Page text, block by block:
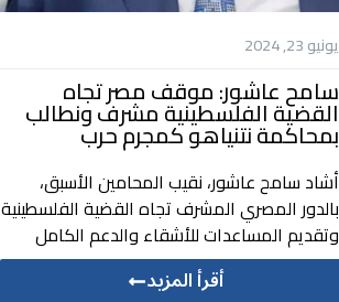
يونيو 23, 2024
سامح عاشور: موقف مصر تجاه
القضية الفلسطينية مشرف ونطالب
بمحاكمة نتنياهو كمجرم حرب
أشاد سامح عاشور، نقيب المحامين الأسبق،
بالدور المصري المشرف تجاه القضية الفلسطينية
وتقديم المساعدات للأشقاء والدعم الكامل
أقرأ المزيد